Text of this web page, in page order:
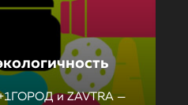
и ZAVTRA —